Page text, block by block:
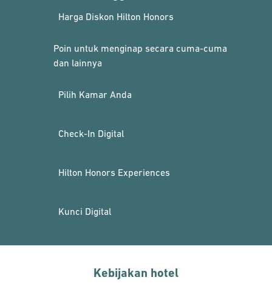
Harga Diskon Hilton Honors
Poin untuk menginap secara cuma-cuma
dan lainnya
Pilih Kamar Anda
Check-In Digital
Hilton Honors Experiences
Kunci Digital
Kebijakan hotel